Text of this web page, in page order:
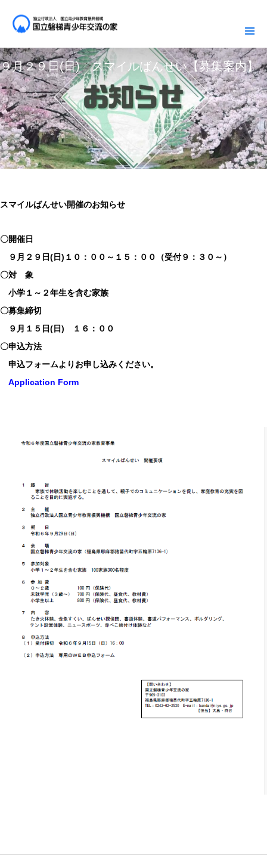
2024.07.01
９月２９日(日) スマイルばんせい【募集案内】
スマイルばんせい開催のお知らせ
〇開催日
９月２９日(日)１０：００～１５：００（受付９：３０～）
〇対 象
小学１～２年生を含む家族
〇募集締切
９月１５日(日) １６：００
〇申込方法
申込フォームよりお申し込みください。
Application Form